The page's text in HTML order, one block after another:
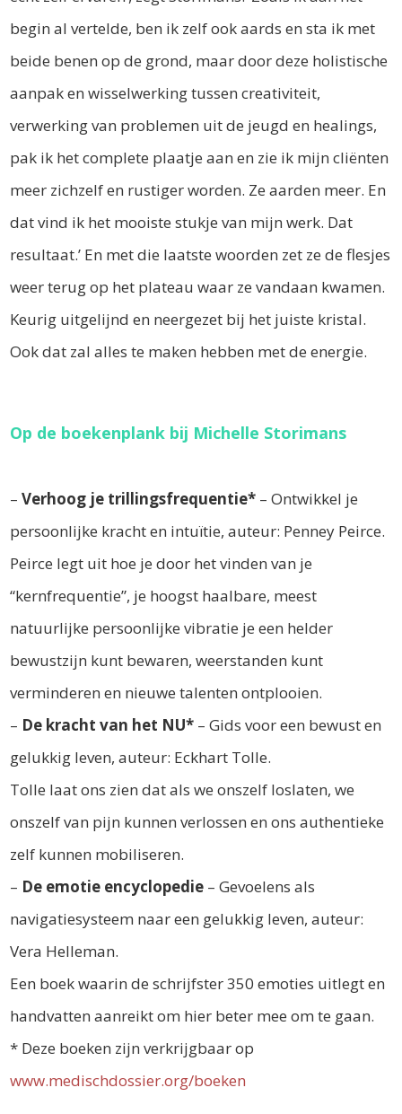
begin al vertelde, ben ik zelf ook aards en sta ik met
beide benen op de grond, maar door deze holistische
aanpak en wisselwerking tussen creativiteit,
verwerking van problemen uit de jeugd en healings,
pak ik het complete plaatje aan en zie ik mijn cliënten
meer zichzelf en rustiger worden. Ze aarden meer. En
dat vind ik het mooiste stukje van mijn werk. Dat
resultaat.’ En met die laatste woorden zet ze de flesjes
weer terug op het plateau waar ze vandaan kwamen.
Keurig uitgelijnd en neergezet bij het juiste kristal.
Ook dat zal alles te maken hebben met de energie.
Op de boekenplank bij Michelle Storimans
–Verhoog je trillingsfrequentie* – Ontwikkel je
persoonlijke kracht en intuïtie, auteur: Penney Peirce.
Peirce legt uit hoe je door het vinden van je
“kernfrequentie”, je hoogst haalbare, meest
natuurlijke persoonlijke vibratie je een helder
bewustzijn kunt bewaren, weerstanden kunt
verminderen en nieuwe talenten ontplooien.
– De kracht van het NU* – Gids voor een bewust en
gelukkig leven, auteur: Eckhart Tolle.
Tolle laat ons zien dat als we onszelf loslaten, we
onszelf van pijn kunnen verlossen en ons authentieke
zelf kunnen mobiliseren.
– De emotie encyclopedie – Gevoelens als
navigatiesysteem naar een gelukkig leven, auteur:
Vera Helleman.
Een boek waarin de schrijfster 350 emoties uitlegt en
handvatten aanreikt om hier beter mee om te gaan.
* Deze boeken zijn verkrijgbaar op
www.medischdossier.org/boeken